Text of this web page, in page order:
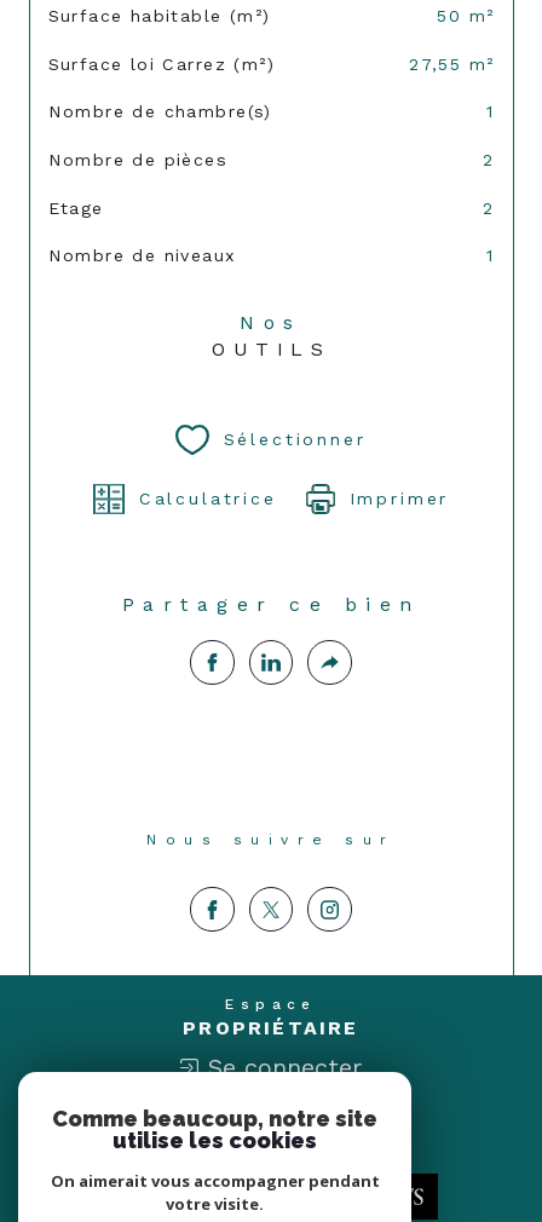
Surface habitable (m²) 50 m²
Surface loi Carrez (m²) 27,55 m²
Nombre de chambre(s) 1
Nombre de pièces 2
Etage 2
Nombre de niveaux 1
Nos
OUTILS
Sélectionner
Calculatrice Imprimer
Partager ce bien
Nous suivre sur
Espace
PROPRIÉTAIRE
Se connecter
Nous
ADHÉRONS
Comme beaucoup, notre site
utilise les cookies
On aimerait vous accompagner pendant
votre visite.